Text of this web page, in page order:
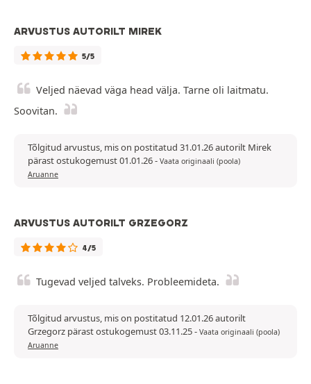
ARVUSTUS AUTORILT MIREK
5/5
Veljed näevad väga head välja. Tarne oli laitmatu.
Soovitan.
Tõlgitud arvustus, mis on postitatud 31.01.26 autorilt Mirek
pärast ostukogemust 01.01.26- Vaata originaali (poola)
Aruanne
ARVUSTUS AUTORILT GRZEGORZ
4/5
Tugevad veljed talveks. Probleemideta.
Tõlgitud arvustus, mis on postitatud 12.01.26 autorilt
Grzegorz pärast ostukogemust 03.11.25- Vaata originaali (poola)
Aruanne